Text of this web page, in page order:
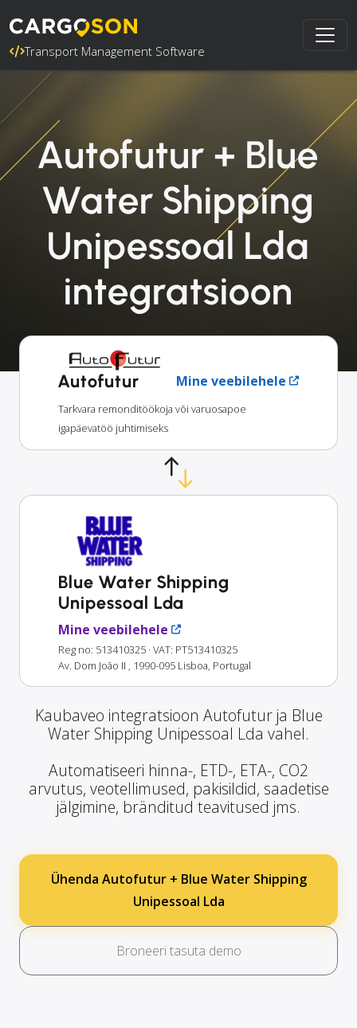
Transport Management Software
Autofutur + Blue
Water Shipping
Unipessoal Lda
integratsioon
Autofutur Mine veebilehele
Tarkvara remonditöökoja või varuosapoe
igapäevatöö juhtimiseks
Blue Water Shipping
Unipessoal Lda
Mine veebilehele
Reg no: 513410325 · VAT: PT513410325
Av. Dom João II , 1990-095 Lisboa, Portugal
Kaubaveo integratsioon Autofutur ja Blue
Water Shipping Unipessoal Lda vahel.
Automatiseeri hinna-, ETD-, ETA-, CO2
arvutus, veotellimused, pakisildid, saadetise
jälgimine, bränditud teavitused jms.
Ühenda Autofutur + Blue Water Shipping
Unipessoal Lda
Broneeri tasuta demo